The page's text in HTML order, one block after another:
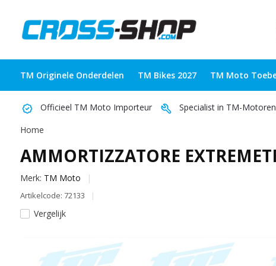
TM Originele Onderdelen TM Bikes 2027 TM Moto
Officieel TM Moto Importeur Specialist in TM-
Home
AMMORTIZZATORE
Merk: TM Moto
Artikelcode: 72133
Vergelijk